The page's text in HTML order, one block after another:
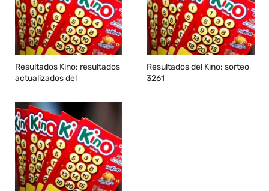
Resultados Kino: resultados
actualizados del
Resultados del Kino: sorteo
3261